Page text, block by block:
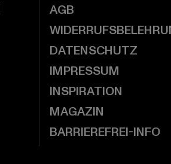
AGB
DATENSCHUTZ
IMPRESSUM
INSPIRATION
MAGAZIN
BARRIEREFREI-INFO